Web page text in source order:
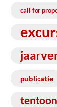
call for
publicatie